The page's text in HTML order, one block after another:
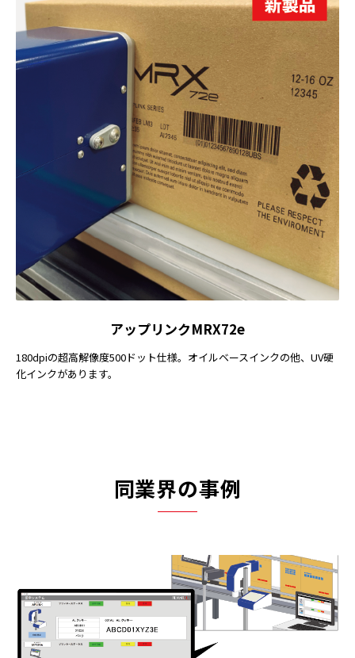
アップリンクMRX72e
180dpiの超高解像度500ドット仕様。オイルベースインクの他、UV硬
化インクがあります。
同業界の事例